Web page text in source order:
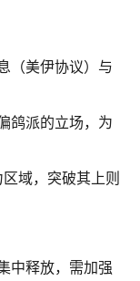
（美伊协议）与
鸽派的立场，为
域，突破其上则
中释放，需加强